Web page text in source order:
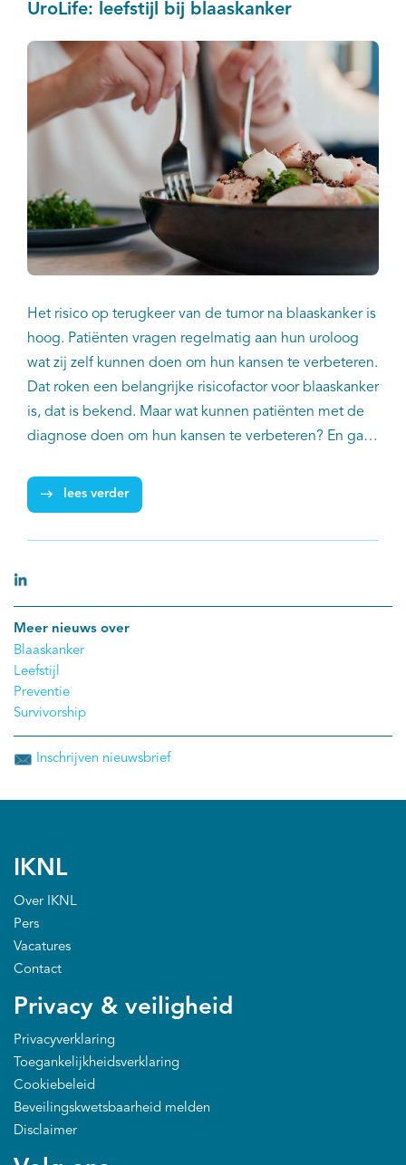
UroLife: leefstijl bij blaaskanker
Het risico op terugkeer van de tumor na blaaskanker is
hoog. Patiënten vragen regelmatig aan hun uroloog
wat zij zelf kunnen doen om hun kansen te verbeteren.
Dat roken een belangrijke risicofactor voor blaaskanker
is, dat is bekend. Maar wat kunnen patiënten met de
diagnose doen om hun kansen te verbeteren? En gaat
beter te kunnen beantwoorden doen urologen samen
met epidemiologen een onderzoek naar de invloed
lees verder
Meer nieuws over
Blaaskanker
Leefstijl
Preventie
Survivorship
Inschrijven nieuwsbrief
IKNL
Over IKNL
Pers
Vacatures
Contact
Privacy & veiligheid
Privacyverklaring
Toegankelijkheidsverklaring
Cookiebeleid
Beveilingskwetsbaarheid melden
Disclaimer